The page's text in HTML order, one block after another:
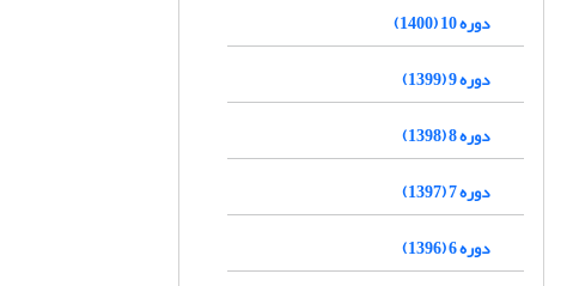
دوره 10 (1400)
دوره 9 (1399)
دوره 8 (1398)
دوره 7 (1397)
دوره 6 (1396)